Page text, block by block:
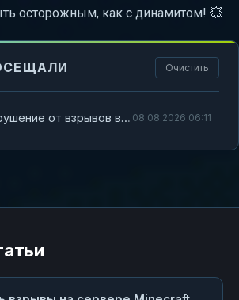
осторожным, как с динамитом! 💥
Очистить
Как убрать разрушение от взрывов в Minecraft 08.08.2026 06:11